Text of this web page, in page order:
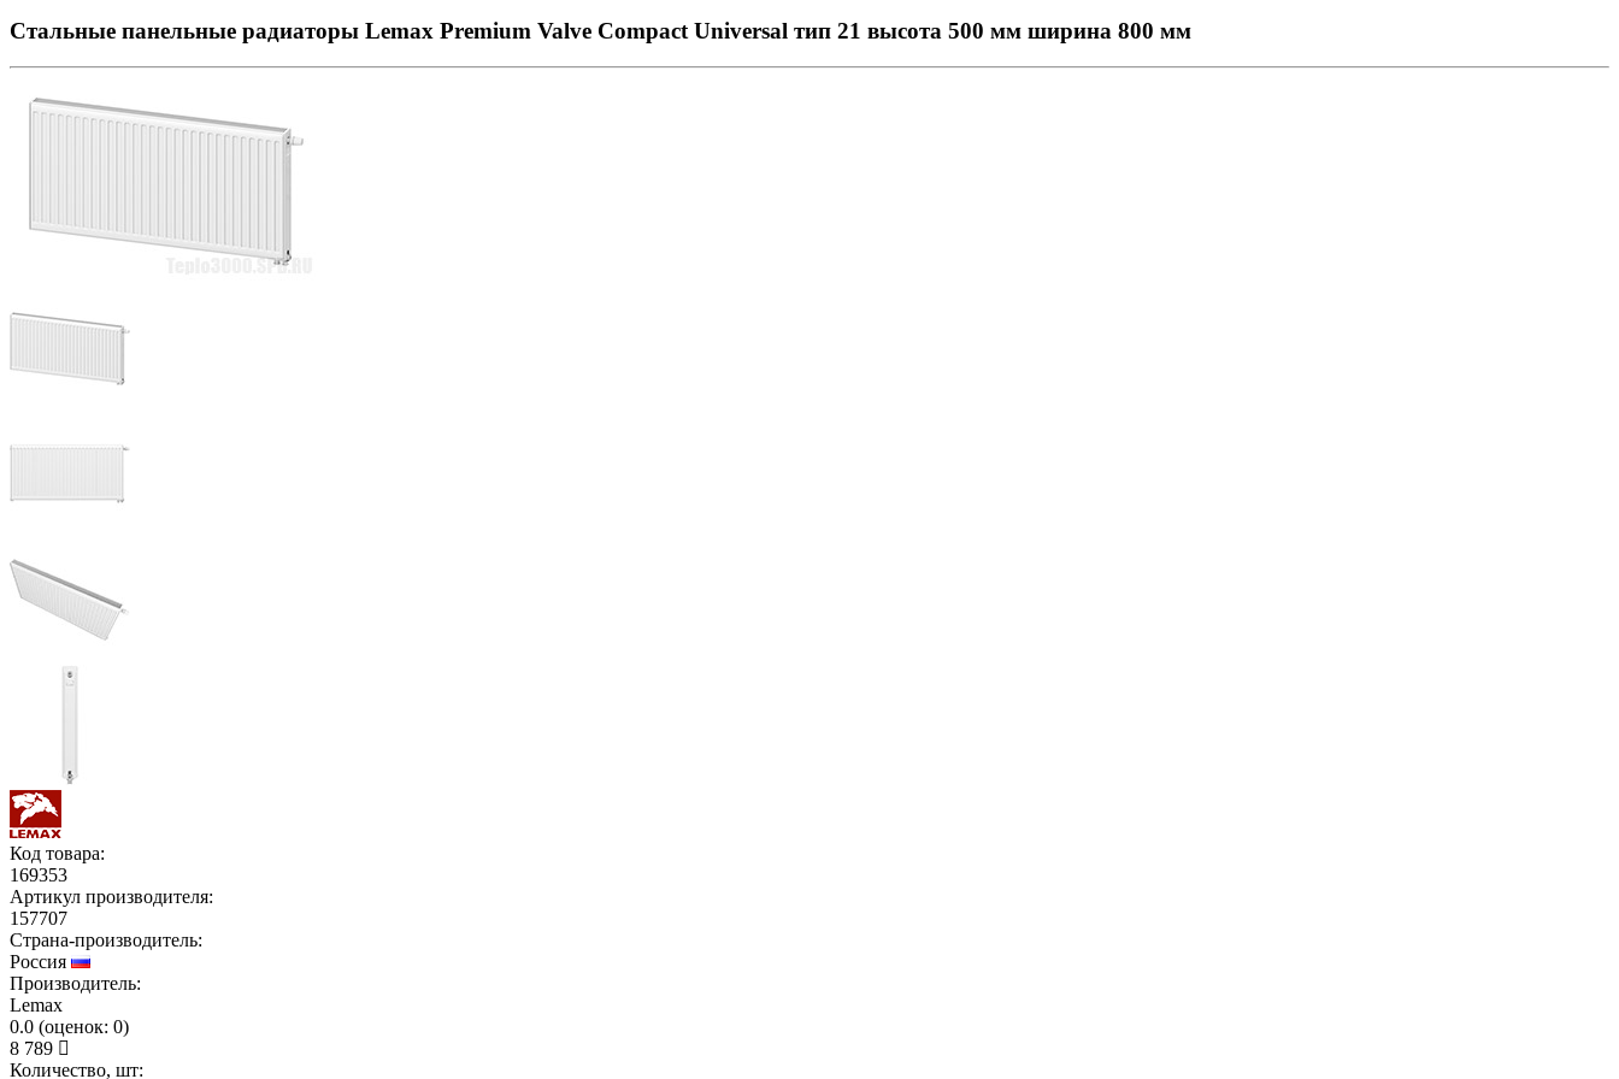
Стальные панельные радиаторы Lemax Premium Valve Compact Universal тип 21 высота 500 мм ширина 800 мм
Код товара:
169353
Артикул производителя:
157707
Страна-производитель:
Россия
Производитель:
Lemax
0.0 (оценок: 0)
8 789
Количество, шт: